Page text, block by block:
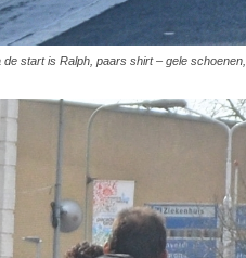
start is Ralph, paars shirt – gele